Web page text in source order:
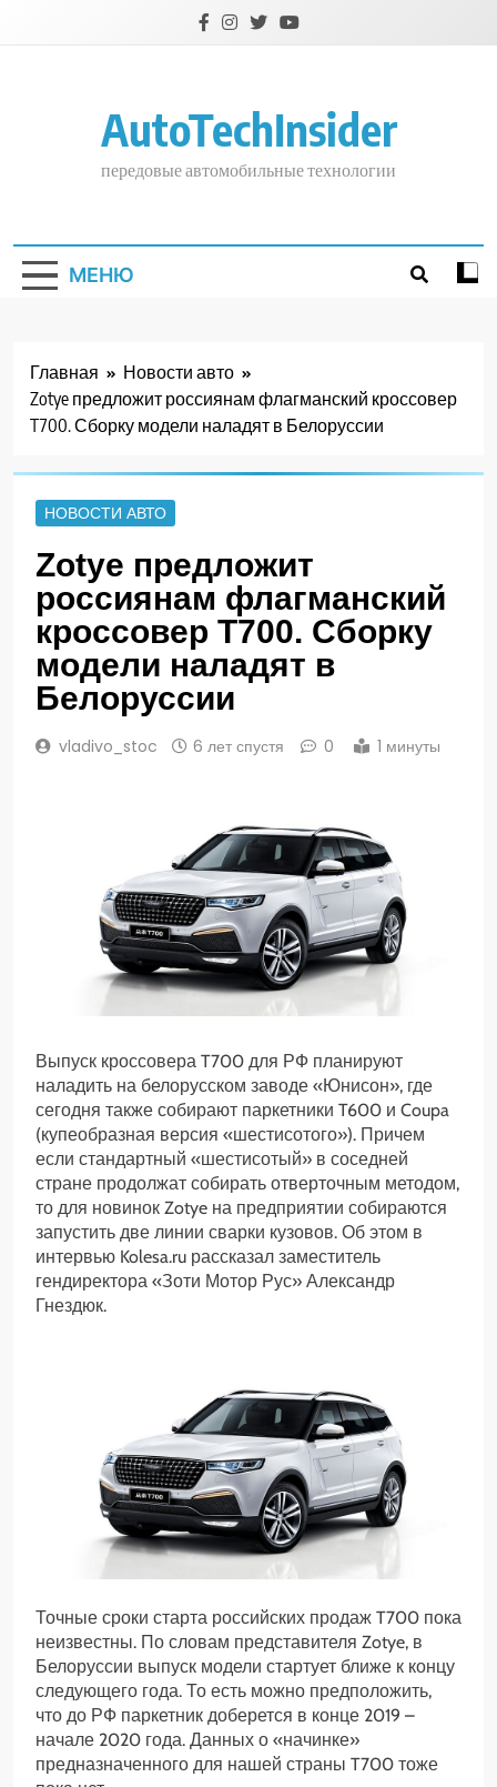
AutoTechInsider
передовые автомобильные технологии
МЕНЮ
Главная
Новости авто
Zotye предложит россиянам флагманский кроссовер
T700. Сборку модели наладят в Белоруссии
НОВОСТИ АВТО
Zotye предложит
россиянам флагманский
кроссовер T700. Сборку
модели наладят в
Белоруссии
vladivo_stoc 6 лет спустя 0 1 минуты
Выпуск кроссовера T700 для РФ планируют
наладить на белорусском заводе «Юнисон», где
сегодня также собирают паркетники T600 и Coupa
(купеобразная версия «шестисотого»). Причем
если стандартный «шестисотый» в соседней
стране продолжат собирать отверточным методом,
то для новинок Zotye на предприятии собираются
запустить две линии сварки кузовов. Об этом в
интервью Kolesa.ru рассказал заместитель
гендиректора «Зоти Мотор Рус» Александр
Гнездюк.
Точные сроки старта российских продаж T700 пока
неизвестны. По словам представителя Zotye, в
Белоруссии выпуск модели стартует ближе к концу
следующего года. То есть можно предположить,
что до РФ паркетник доберется в конце 2019 –
начале 2020 года. Данных о «начинке»
предназначенного для нашей страны T700 тоже